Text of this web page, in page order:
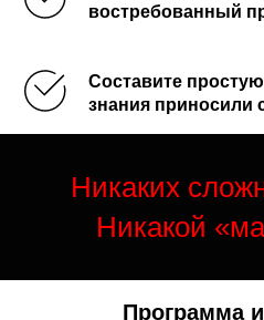
востребованный
Составите
знания приносили
Никаких
Никакой
Программа